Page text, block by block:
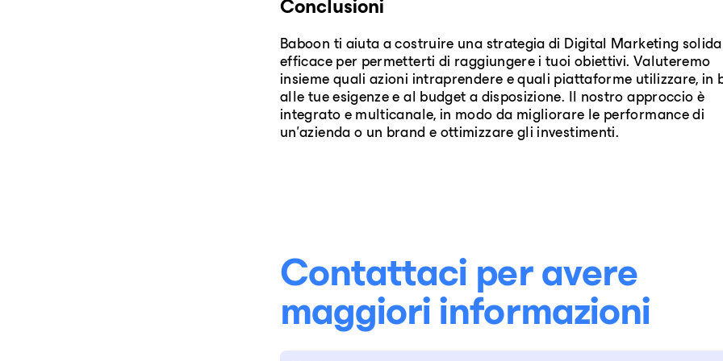
Conclusioni
Baboon ti aiuta a costruire una strategia di Digital Marketing solida
efficace per permetterti di raggiungere i tuoi obiettivi. Valuteremo
insieme quali azioni intraprendere e quali piattaforme utilizzare, in
alle tue esigenze e al budget a disposizione. Il nostro approccio è
integrato e multicanale, in modo da migliorare le performance di
un'azienda o un brand e ottimizzare gli investimenti.
Contattaci per avere
maggiori informazioni